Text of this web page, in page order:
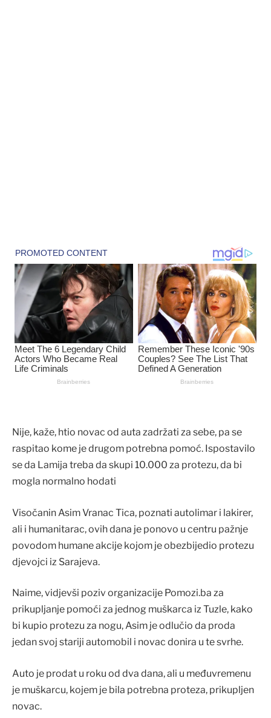
Nije, kaže, htio novac od auta zadržati za sebe, pa se
raspitao kome je drugom potrebna pomoć. Ispostavilo
se da Lamija treba da skupi 10.000 za protezu, da bi
mogla normalno hodati
Visočanin Asim Vranac Tica, poznati autolimar i lakirer,
ali i humanitarac, ovih dana je ponovo u centru pažnje
povodom humane akcije kojom je obezbijedio protezu
djevojci iz Sarajeva.
Naime, vidjevši poziv organizacije Pomozi.ba za
prikupljanje pomoći za jednog muškarca iz Tuzle, kako
bi kupio protezu za nogu, Asim je odlučio da proda
jedan svoj stariji automobil i novac donira u te svrhe.
Auto je prodat u roku od dva dana, ali u međuvremenu
je muškarcu, kojem je bila potrebna proteza, prikupljen
novac.